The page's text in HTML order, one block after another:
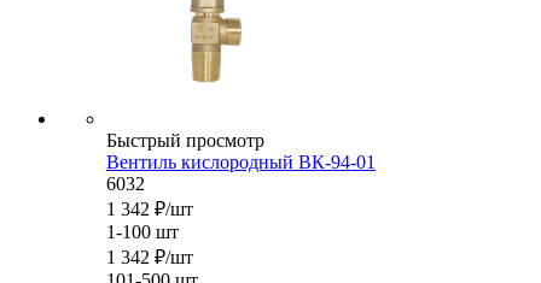
Быстрый просмотр
Вентиль кислородный ВК-94-01
6032
1 342 ₽/шт
1-100 шт
1 342 ₽/шт